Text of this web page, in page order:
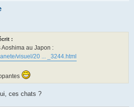
:
Aoshima au Japon :
visuel/20 ... _3244.html
ces chats ?